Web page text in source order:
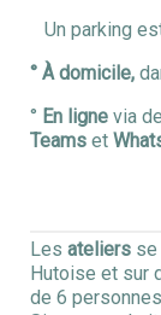
Un parking
° À domicile,
° En ligne via
Teams et
Les ateliers se
Hutoise et sur
de 6